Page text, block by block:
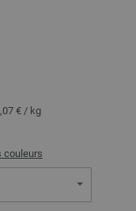
€ / kg
couleurs